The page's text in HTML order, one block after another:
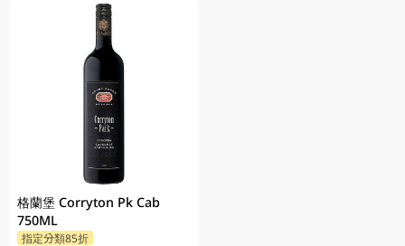
格蘭堡 Corryton Pk Cab
750ML
指定分類85折